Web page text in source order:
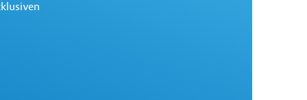
des Europa-Asien-Handels